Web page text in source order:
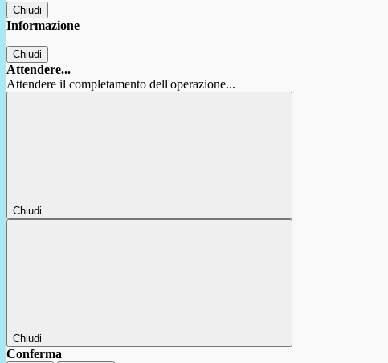
Chiudi
Informazione
Chiudi
Attendere...
Attendere il completamento dell'operazione...
Chiudi
Chiudi
Conferma